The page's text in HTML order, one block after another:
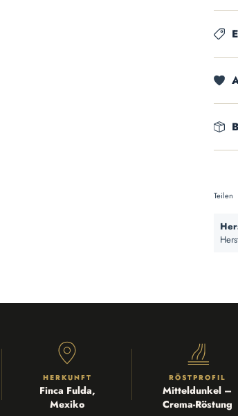
Teilen
HERKUNFT
Finca Fulda,
Mexiko
RÖSTPROFIL
Mitteldunkel –
Crema-Röstung